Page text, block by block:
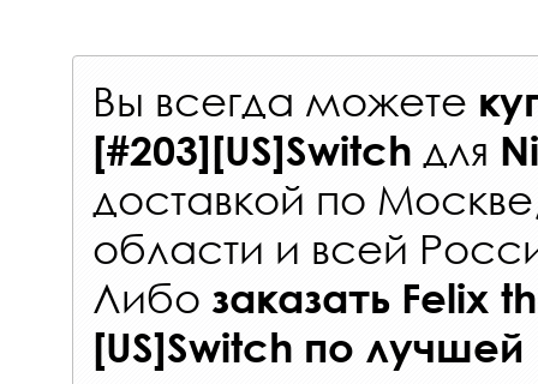
Вы всегда можете
[#203][US]Switch для
доставкой по
области и всей
Либо заказать Felix
[US]Switch по лучшей